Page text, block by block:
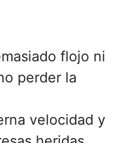
flojo ni
perder la
velocidad y